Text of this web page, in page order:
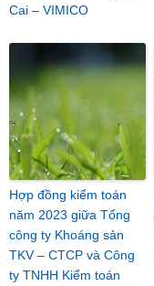
Cai – VIMICO
Hợp đồng kiểm toán
năm 2023 giữa Tổng
công ty Khoáng sản
TKV – CTCP và Công
ty TNHH Kiểm toán